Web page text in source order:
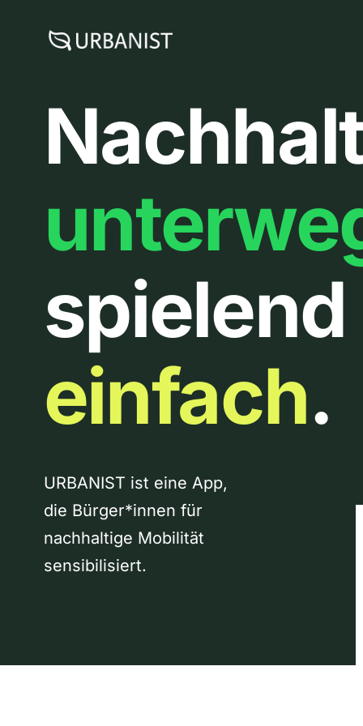
spielend
einfach.
URBANIST ist eine App,
die Bürger*innen für
nachhaltige Mobilität
sensibilisiert.